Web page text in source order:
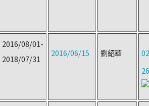
2016/08/01-
2018/07/31
2016/06/15 劉紹華